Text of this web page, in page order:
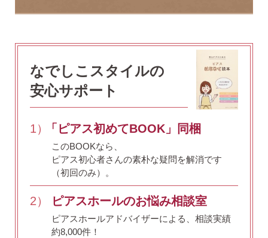
季節ごとにリボンのカラーが変わる「特性ピアスケース」
に「お渡し用バック」と季節に合わせた「メッセージカー
ド」を同封いたします。
詳しく見る
なでしこスタイルの
安心サポート
1） 「ピアス初めてBOOK」同梱
このBOOKなら、
ピアス初心者さんの素朴な疑問を解消です
（初回のみ）。
2） ピアスホールのお悩み相談室
ピアスホールアドバイザーによる、相談実績
約8,000件！